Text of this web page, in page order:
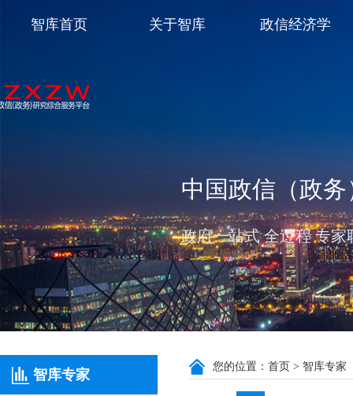
中国政信（政
政府一站式 全过程 专
智库首页 关于智库 政信经济学
智库专家
您的位置： 首页 > 智库专家